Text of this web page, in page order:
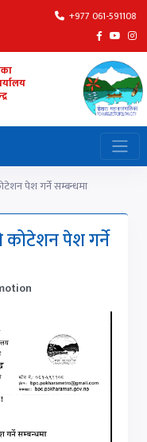
+977 061-591108
पेश गर्ने सम्बन्धमा
कोटेशन पेश गर्ने